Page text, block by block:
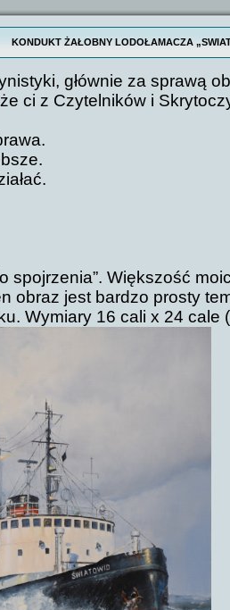
KONDUKT ŻAŁOBNY LODOŁAMACZA
głównie za sprawą
ci z Czytelników i
spojrzenia”. Większość
jest bardzo prosty
Wymiary 16 cali x 24 cale